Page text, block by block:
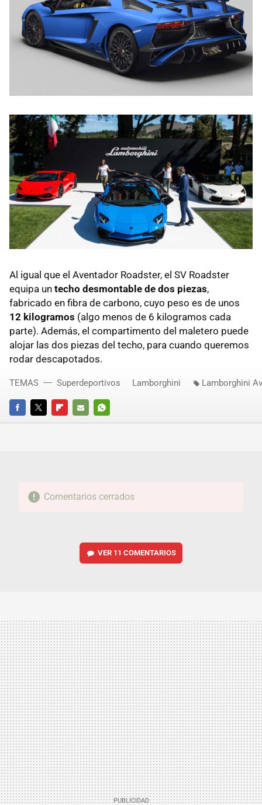
Al igual que el Aventador Roadster, el SV Roadster
equipa un techo desmontable de dos piezas,
fabricado en fibra de carbono, cuyo peso es de unos
12 kilogramos (algo menos de 6 kilogramos cada
parte). Además, el compartimento del maletero puede
alojar las dos piezas del techo, para cuando queremos
rodar descapotados.
FACEBOOKTWITTERFLIPBOARD
E-
WHATSAPP
TEMAS Superdeportivos Lamborghini Lamborghini
Comentarios cerrados
VER 11 COMENTARIOS